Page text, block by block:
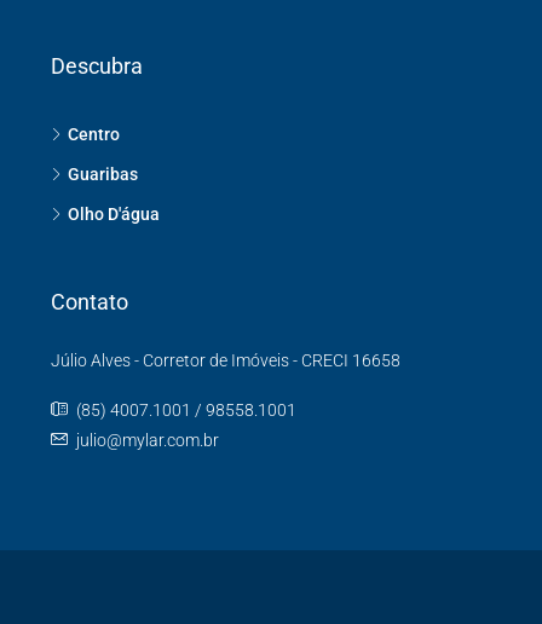
Descubra
Centro
Guaribas
Olho D'água
Contato
Júlio Alves - Corretor de Imóveis - CRECI 16658
(85) 4007.1001 / 98558.1001
julio@mylar.com.br